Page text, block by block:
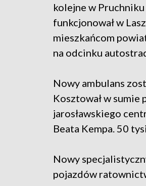
kolejne w
funkcjonował w
mieszkańcom
na odcinku
Nowy ambulans
Kosztował w sumie
jarosławskiego
Beata Kempa. 50
Nowy
pojazdów